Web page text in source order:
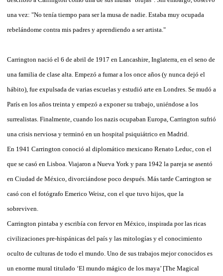
una vez: "No tenía tiempo para ser la musa de nadie. Estaba muy ocupada
rebelándome contra mis padres y aprendiendo a ser artista."
Carrington nació el 6 de abril de 1917 en Lancashire, Inglaterra, en el seno de
una familia de clase alta. Empezó a fumar a los once años (y nunca dejó el
hábito), fue expulsada de varias escuelas y estudió arte en Londres. Se mudó a
París en los años treinta y empezó a exponer su trabajo, uniéndose a los
surrealistas. Finalmente, cuando los nazis ocupaban Europa, Carrington sufrió
una crisis nerviosa y terminó en un hospital psiquiátrico en Madrid.
En 1941 Carrington conoció al diplomático mexicano Renato Leduc, con el
que se casó en Lisboa. Viajaron a Nueva York y para 1942 la pareja se asentó
en Ciudad de México, divorciándose poco después. Más tarde Carrington se
casó con el fotógrafo Emerico Weisz, con el que tuvo hijos, que la
sobreviven.
Carrington pintaba y escribía con fervor en México, inspirada por las ricas
civilizaciones pre-hispánicas del país y las mitologías y el conocimiento
oculto de culturas de todo el mundo. Uno de sus trabajos mejor conocidos es
un enorme mural titulado ‘El mundo mágico de los maya’ [The Magical